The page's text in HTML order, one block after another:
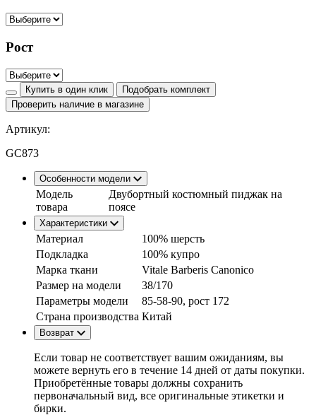
Рост
Купить в один клик
Подобрать комплект
Проверить наличие в магазине
Артикул:
GC873
Особенности модели
Модель
товара
Двубортный костюмный пиджак на
поясе
Характеристики
Материал
100% шерсть
Подкладка
100% купро
Марка ткани
Vitale Barberis Canonico
Размер на модели
38/170
Параметры модели
85-58-90, рост 172
Страна производства Китай
Возврат
Если товар не соответствует вашим ожиданиям, вы
можете вернуть его в течение 14 дней от даты покупки.
Приобретённые товары должны сохранить
первоначальный вид, все оригинальные этикетки и
бирки.